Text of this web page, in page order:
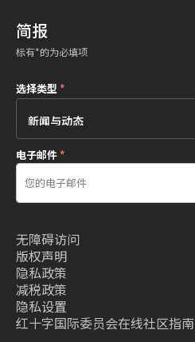
简报
标有*的为必填项
选择类型*
电子邮件*
无障碍访问
版权声明
隐私政策
减税政策
隐私设置
红十字国际委员会在线社区指南